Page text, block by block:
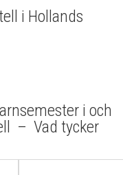
i Hollands
i och
– Vad tycker